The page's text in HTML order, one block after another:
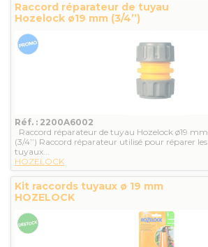
Raccord réparateur de tuyau
Hozelock ø19 mm (3/4’’)
Réf. : 2200A6002
Raccord réparateur de tuyau Hozelock ø19 mm
(3/4’’) Raccord réparateur utilisé pour réparer les
tuyaux...
HOZELOCK
Kit raccords tuyaux ø 19 mm
HOZELOCK